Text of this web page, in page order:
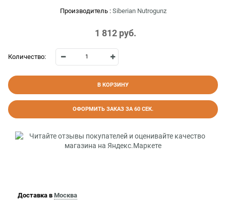
Производитель : Siberian Nutrogunz
1 812 руб.
Количество:
В КОРЗИНУ
ОФОРМИТЬ ЗАКАЗ ЗА 60 СЕК.
Доставка в Москва